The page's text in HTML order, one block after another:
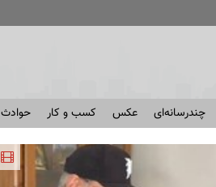
چندرسانه‌ای عکس کسب و کار حوادث